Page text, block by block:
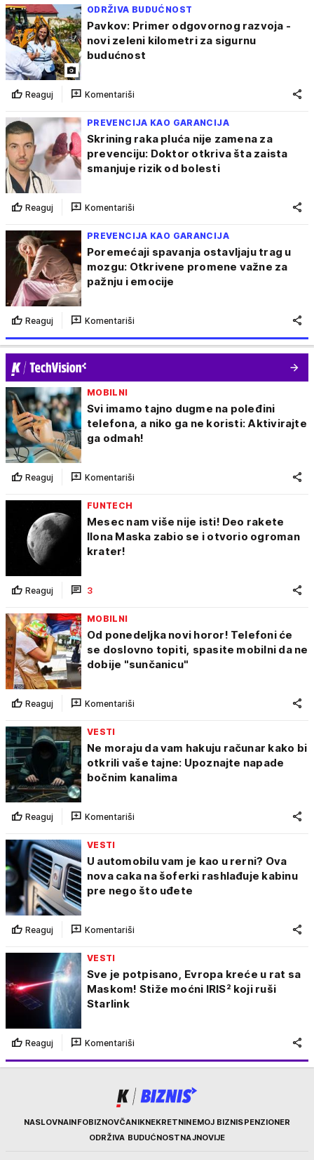
ODRŽIVA BUDUĆNOST
Pavkov: Primer odgovornog razvoja -
novi zeleni kilometri za sigurnu
budućnost
Reaguj Komentariši
PREVENCIJA KAO GARANCIJA
Skrining raka pluća nije zamena za
prevenciju: Doktor otkriva šta zaista
smanjuje rizik od bolesti
Reaguj Komentariši
PREVENCIJA KAO GARANCIJA
Poremećaji spavanja ostavljaju trag u
mozgu: Otkrivene promene važne za
pažnju i emocije
Reaguj Komentariši
MOBILNI
Svi imamo tajno dugme na poleđini
telefona, a niko ga ne koristi: Aktivirajte
ga odmah!
Reaguj Komentariši
FUNTECH
Mesec nam više nije isti! Deo rakete
Ilona Maska zabio se i otvorio ogroman
krater!
Reaguj 3
MOBILNI
Od ponedeljka novi horor! Telefoni će
se doslovno topiti, spasite mobilni da ne
dobije "sunčanicu"
Reaguj Komentariši
VESTI
Ne moraju da vam hakuju računar kako bi
otkrili vaše tajne: Upoznajte napade
bočnim kanalima
Reaguj Komentariši
VESTI
U automobilu vam je kao u rerni? Ova
nova caka na šoferki rashlađuje kabinu
pre nego što uđete
Reaguj Komentariši
VESTI
Sve je potpisano, Evropa kreće u rat sa
Maskom! Stiže moćni IRIS² koji ruši
Starlink
Reaguj Komentariši
KurirNASLOVNAINFOBIZNOVČANIKNEKRETNINEMOJ BIZNISPENZIONER
ODRŽIVA BUDUĆNOSTNAJNOVIJE